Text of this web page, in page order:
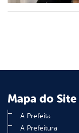
Mapa do Site
A Prefeita
A Prefeitura